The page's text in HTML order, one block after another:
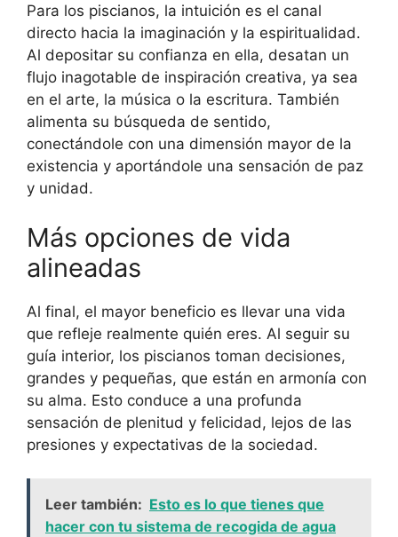
Para los piscianos, la intuición es el canal
directo hacia la imaginación y la espiritualidad.
Al depositar su confianza en ella, desatan un
flujo inagotable de inspiración creativa, ya sea
en el arte, la música o la escritura. También
alimenta su búsqueda de sentido,
conectándole con una dimensión mayor de la
existencia y aportándole una sensación de paz
y unidad.
Más opciones de vida
alineadas
Al final, el mayor beneficio es llevar una vida
que refleje realmente quién eres. Al seguir su
guía interior, los piscianos toman decisiones,
grandes y pequeñas, que están en armonía con
su alma. Esto conduce a una profunda
sensación de plenitud y felicidad, lejos de las
presiones y expectativas de la sociedad.
Leer también: Esto es lo que tienes que
hacer con tu sistema de recogida de agua